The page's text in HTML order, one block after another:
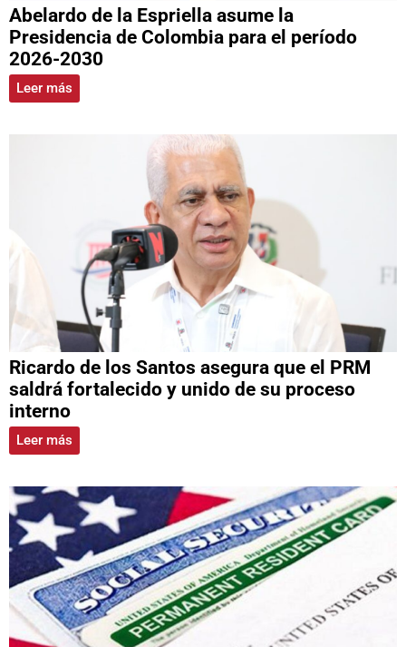
Abelardo de la Espriella asume la
Presidencia de Colombia para el período
2026-2030
Leer más
Ricardo de los Santos asegura que el PRM
saldrá fortalecido y unido de su proceso
interno
Leer más